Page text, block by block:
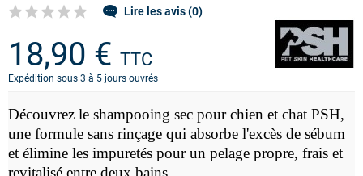
Lire les avis (0)
18,90 € TTC
Expédition sous 3 à 5 jours ouvrés
Découvrez le shampooing sec pour chien et chat PSH,
une formule sans rinçage qui absorbe l'excès de sébum
et élimine les impuretés pour un pelage propre, frais et
revitalisé entre deux bains.